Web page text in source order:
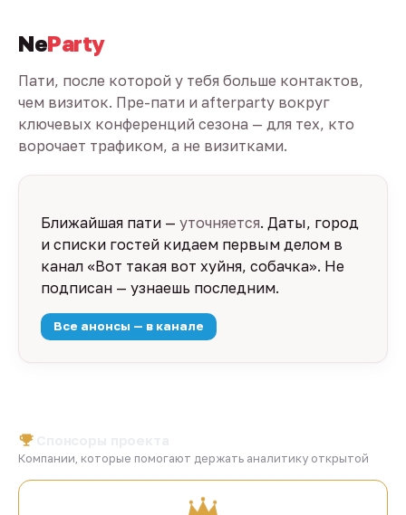
NeParty
Пати, после которой у тебя больше контактов,
чем визиток. Пре-пати и afterparty вокруг
ключевых конференций сезона — для тех, кто
ворочает трафиком, а не визитками.
Ближайшая пати — уточняется. Даты, город
и списки гостей кидаем первым делом в
канал «Вот такая вот хуйня, собачка». Не
подписан — узнаешь последним.
Все анонсы — в канале
Компании, которые помогают держать аналитику открытой